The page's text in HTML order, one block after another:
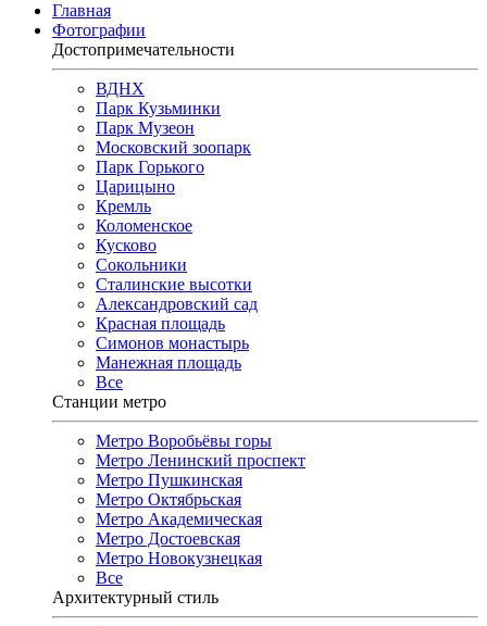
Главная
Фотографии
Достопримечательности
ВДНХ
Парк Кузьминки
Парк Музеон
Московский зоопарк
Парк Горького
Царицыно
Кремль
Коломенское
Кусково
Сокольники
Сталинские высотки
Александровский сад
Красная площадь
Симонов монастырь
Манежная площадь
Все
Станции метро
Метро Воробьёвы горы
Метро Ленинский проспект
Метро Пушкинская
Метро Октябрьская
Метро Академическая
Метро Достоевская
Метро Новокузнецкая
Все
Архитектурный стиль